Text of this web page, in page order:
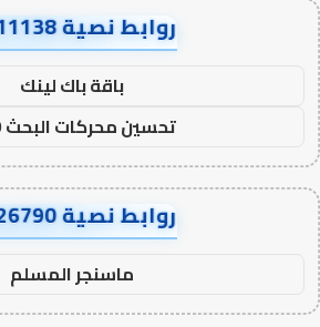
روابط نصية AA11138
باقة باك لينك
تحسين محركات البحث SEO
روابط نصية AA26790
ماسنجر المسلم